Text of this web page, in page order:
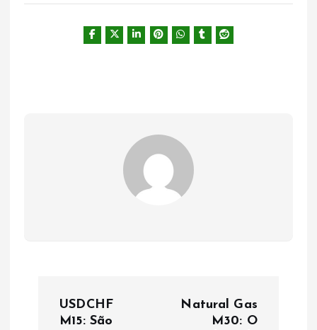
USDCHF
M15: São
Natural Gas
M30: O